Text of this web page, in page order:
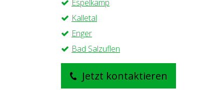
Espelkamp
Kalletal
Enger
Bad Salzuflen
Jetzt kontaktieren